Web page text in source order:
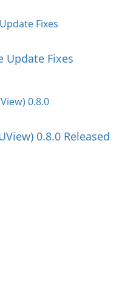
Update Fixes
0.8.0 Released